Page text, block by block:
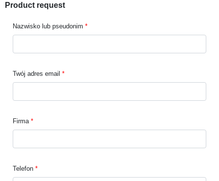
Product request
Nazwisko lub pseudonim
Twój adres email
Firma
Telefon